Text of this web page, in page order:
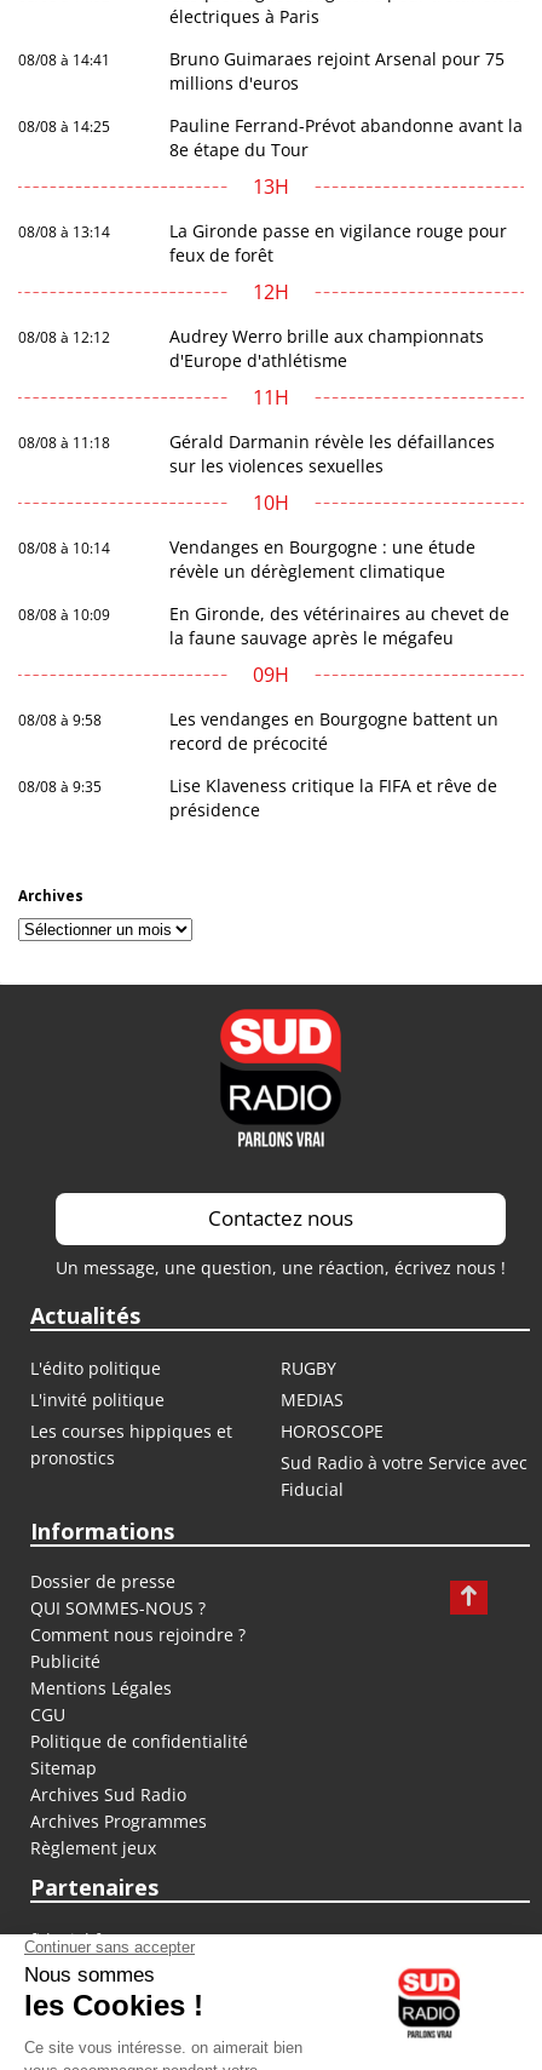
électriques à Paris
08/08 à 14:41
Bruno Guimaraes rejoint Arsenal pour 75
millions d'euros
08/08 à 14:25
Pauline Ferrand-Prévot abandonne avant la
8e étape du Tour
13H
08/08 à 13:14
La Gironde passe en vigilance rouge pour
feux de forêt
12H
08/08 à 12:12
Audrey Werro brille aux championnats
d'Europe d'athlétisme
11H
08/08 à 11:18
Gérald Darmanin révèle les défaillances
sur les violences sexuelles
10H
08/08 à 10:14
Vendanges en Bourgogne : une étude
révèle un dérèglement climatique
08/08 à 10:09
En Gironde, des vétérinaires au chevet de
la faune sauvage après le mégafeu
09H
08/08 à 9:58
Les vendanges en Bourgogne battent un
record de précocité
08/08 à 9:35
Lise Klaveness critique la FIFA et rêve de
présidence
Archives
Archives
Contactez nous
Un message, une question, une réaction, écrivez nous !
Actualités
L'édito politique
RUGBY
L'invité politique
MEDIAS
Les courses hippiques et
pronostics
HOROSCOPE
Sud Radio à votre Service avec
Fiducial
Informations
Dossier de presse
QUI SOMMES-NOUS ?
Comment nous rejoindre ?
Publicité
Mentions Légales
CGU
Politique de confidentialité
Sitemap
Archives Sud Radio
Archives Programmes
Règlement jeux
Partenaires
fiducial.fr
lyoncapitale.fr
olympique-et-lyonnais.com
L'application Iphone / Android